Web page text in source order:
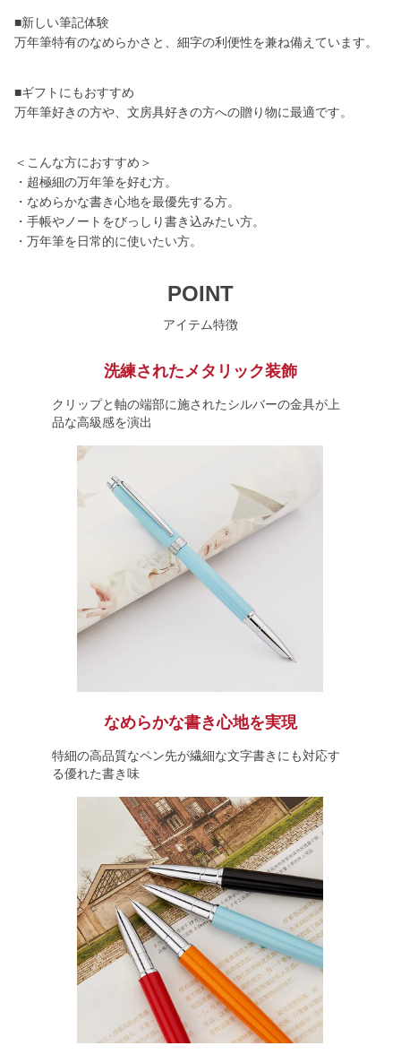
■新しい筆記体験
万年筆特有のなめらかさと、細字の利便性を兼ね備えています。
■ギフトにもおすすめ
万年筆好きの方や、文房具好きの方への贈り物に最適です。
＜こんな方におすすめ＞
・超極細の万年筆を好む方。
・なめらかな書き心地を最優先する方。
・手帳やノートをびっしり書き込みたい方。
・万年筆を日常的に使いたい方。
POINT
アイテム特徴
洗練されたメタリック装飾
クリップと軸の端部に施されたシルバーの金具が上
品な高級感を演出
なめらかな書き心地を実現
特細の高品質なペン先が繊細な文字書きにも対応す
る優れた書き味